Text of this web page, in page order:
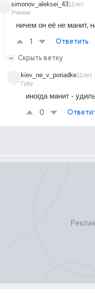
simonov_aleksei_43
Ученик
11лет
ничем он её не манит,
1 Ответить
Скрыть ветку
kiev_ne_v_poriadke
Гуру
11лет
иногда манит -
0